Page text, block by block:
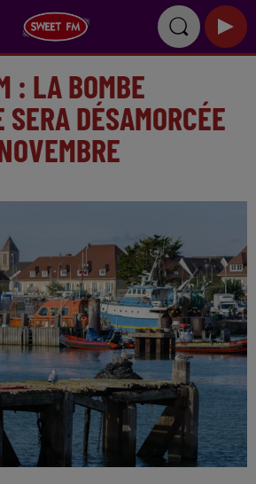
: LA BOMBE
DÉSAMORCÉE